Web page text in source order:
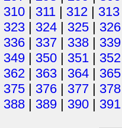
310 | 311 | 312 | 313
323 | 324 | 325 | 326
336 | 337 | 338 | 339
349 | 350 | 351 | 352
362 | 363 | 364 | 365
375 | 376 | 377 | 378
388 | 389 | 390 | 391